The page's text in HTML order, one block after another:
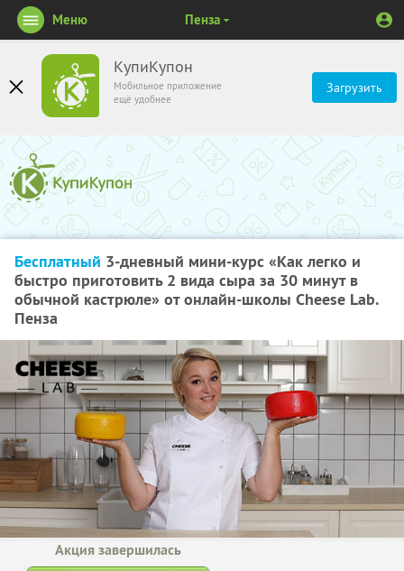
КупиКупон
Мобильное приложение
ещё удобнее
Загрузить
Меню Пенза
Бесплатный 3-дневный мини-курс «Как легко и
быстро приготовить 2 вида сыра за 30 минут в
обычной кастрюле» от онлайн-школы Cheese Lab.
Пенза
Акция завершилась